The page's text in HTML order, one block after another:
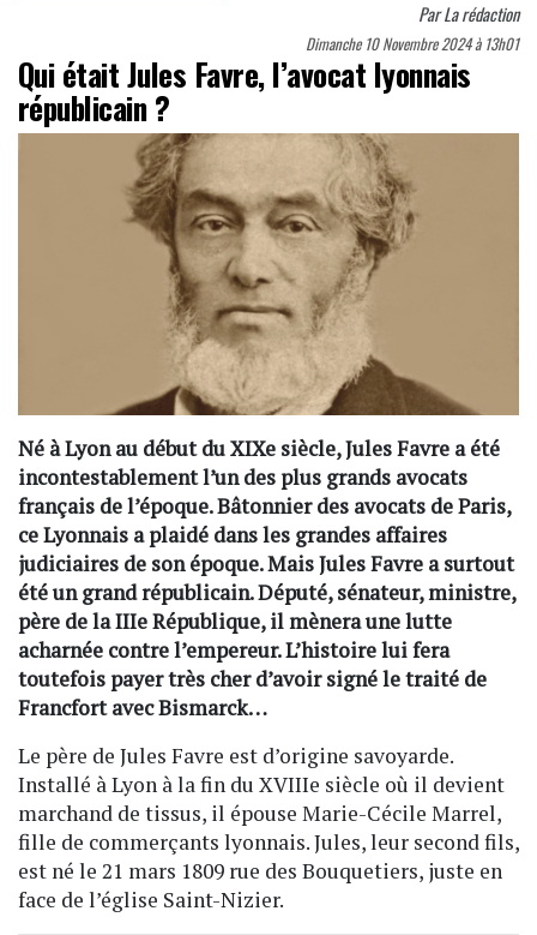
ParLa rédaction
Dimanche 10 Novembre 2024 à 13h01
Qui était Jules Favre, l’avocat lyonnais
républicain ?
Né à Lyon au début du XIXe siècle, Jules Favre a été
incontestablement l’un des plus grands avocats
français de l’époque. Bâtonnier des avocats de Paris,
ce Lyonnais a plaidé dans les grandes affaires
judiciaires de son époque. Mais Jules Favre a surtout
été un grand républicain. Député, sénateur, ministre,
père de la IIIe République, il mènera une lutte
acharnée contre l’empereur. L’histoire lui fera
toutefois payer très cher d’avoir signé le traité de
Francfort avec Bismarck…
Le père de Jules Favre est d’origine savoyarde.
Installé à Lyon à la fin du XVIIIe siècle où il devient
marchand de tissus, il épouse Marie-Cécile Marrel,
fille de commerçants lyonnais. Jules, leur second fils,
est né le 21 mars 1809 rue des Bouquetiers, juste en
face de l’église Saint-Nizier.